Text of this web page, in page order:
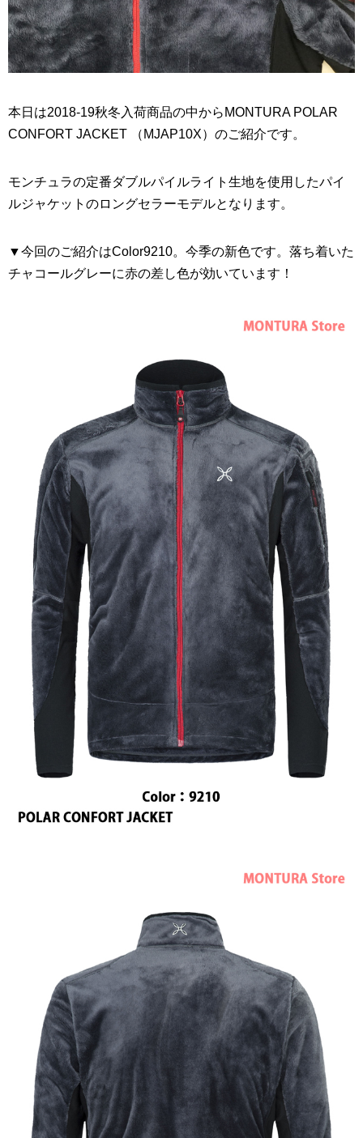
本日は2018-19秋冬入荷商品の中からMONTURA POLAR
CONFORT JACKET （MJAP10X）のご紹介です。
モンチュラの定番ダブルパイルライト生地を使用したパイ
ルジャケットのロングセラーモデルとなります。
▼今回のご紹介はColor9210。今季の新色です。落ち着いた
チャコールグレーに赤の差し色が効いています！